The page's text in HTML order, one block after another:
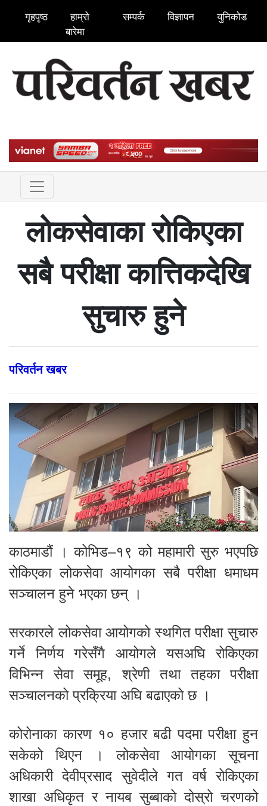
गृहपृष्ठ
हाम्रो
बारेमा
सम्पर्क विज्ञापन युनिकोड
लोकसेवाका रोकिएका
सबै परीक्षा कात्तिकदेखि
सुचारु हुने
परिवर्तन खबर
काठमाडौं । कोभिड–१९ को महामारी सुरु भएपछि
रोकिएका लोकसेवा आयोगका सबै परीक्षा धमाधम
सञ्चालन हुने भएका छन् ।
सरकारले लोकसेवा आयोगको स्थगित परीक्षा सुचारु
गर्ने निर्णय गरेसँगै आयोगले यसअघि रोकिएका
विभिन्न सेवा समूह, श्रेणी तथा तहका परीक्षा
सञ्चालनको प्रक्रिया अघि बढाएको छ ।
कोरोनाका कारण १० हजार बढी पदमा परीक्षा हुन
सकेको थिएन । लोकसेवा आयोगका सूचना
अधिकारी देवीप्रसाद सुवेदीले गत वर्ष रोकिएका
शाखा अधिकृत र नायब सुब्बाको दोस्रो चरणको